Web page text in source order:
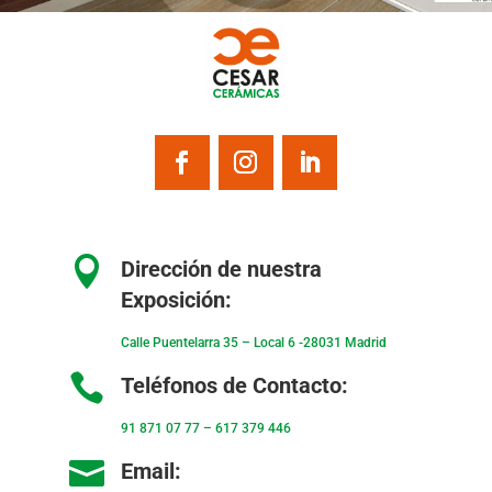

Dirección de nuestra
Exposición:
Calle Puentelarra 35 – Local 6 -28031 Madrid
 Teléfonos de Contacto:
91 871 07 77– 617 379 446
 Email: